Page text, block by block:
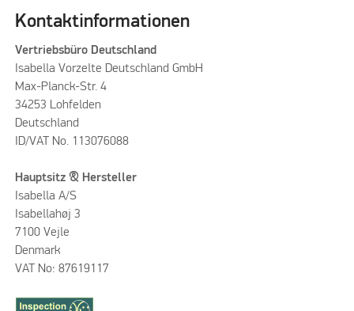
Kontaktinformationen
Vertriebsbüro Deutschland
Isabella Vorzelte Deutschland GmbH
Max-Planck-Str. 4
34253 Lohfelden
Deutschland
ID/VAT No. 113076088
Hauptsitz & Hersteller
Isabella A/S
Isabellahøj 3
7100 Vejle
Denmark
VAT No: 87619117